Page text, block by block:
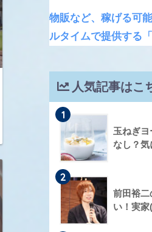
物販など、稼げる可
ルタイムで提供する
人気記事はこ
1
玉ねぎ
なし？気
2
前田裕
い！実家